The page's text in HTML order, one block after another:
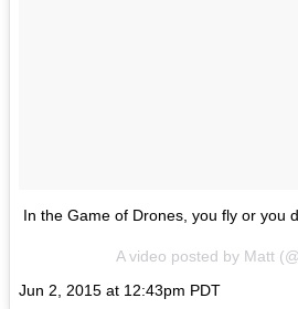
In the Game of Drones, you fly or you
A video posted by Matt
Jun 2, 2015 at 12:43pm PDT